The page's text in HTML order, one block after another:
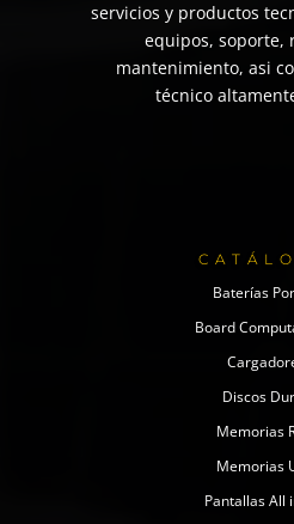
servicios y productos
equipos, soporte,
mantenimiento, asi
técnico
Baterías
Board
Discos
Memorias
Memorias
Pantallas All